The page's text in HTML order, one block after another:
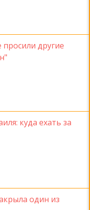
другие
куда ехать за
один из